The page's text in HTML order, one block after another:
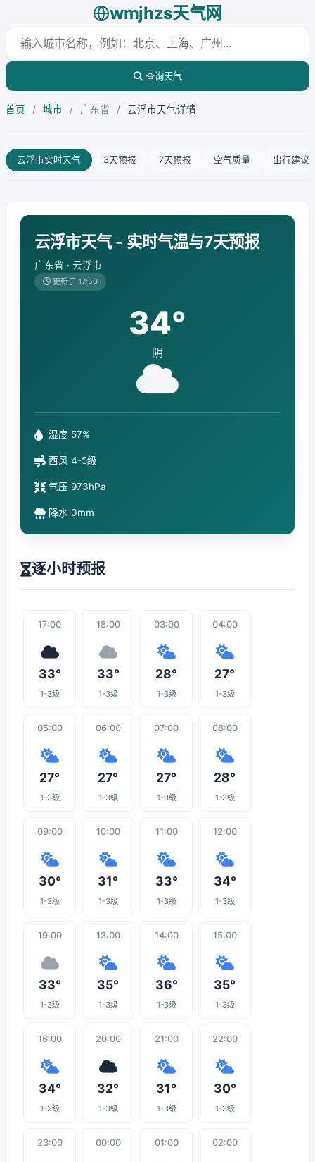
wmjhzs天气网
查询天气
首页 / 城市 / 广东省 / 云浮市天气详情
云浮市实时天气 3天预报 7天预报 空气质量 出行建议
云浮市天气 - 实时气温与7天预报
广东省 · 云浮市
更新于 17:50
34°
阴
湿度 57%
西风 4-5级
气压 973hPa
降水 0mm
逐小时预报
17:00
33°
1-3级
18:00
33°
1-3级
03:00
28°
1-3级
04:00
27°
1-3级
05:00
27°
1-3级
06:00
27°
1-3级
07:00
27°
1-3级
08:00
28°
1-3级
09:00
30°
1-3级
10:00
31°
1-3级
11:00
33°
1-3级
12:00
34°
1-3级
19:00
33°
1-3级
13:00
35°
1-3级
14:00
36°
1-3级
15:00
35°
1-3级
16:00
34°
1-3级
20:00
32°
1-3级
21:00
31°
1-3级
22:00
30°
1-3级
23:00 00:00 01:00 02:00